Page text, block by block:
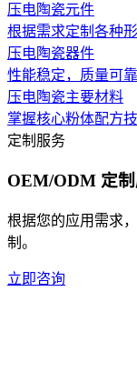
压电陶瓷元件
根据需求定制各种
压电陶瓷器件
性能稳定，质量可
压电陶瓷主要材料
掌握核心粉体配方
定制服务
OEM/ODM 定
根据您的应用需求
制。
立即咨询